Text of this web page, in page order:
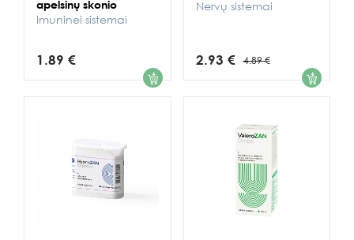
apelsinų skonio
Imuninei sistemai
1.89 € 1
Nervų sistemai
2.93 € 4.89 € 1